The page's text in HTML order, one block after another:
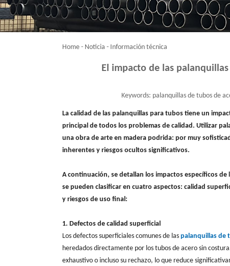
Home - Noticia - Información técnica
El impacto de las
Keywords: palanquillas de tubos de
La calidad de las palanquillas para tubos tiene un
principal de todos los problemas de calidad. Utilizar
una obra de arte en madera podrida: por muy
inherentes y riesgos ocultos significativos.
A continuación, se detallan los impactos específicos
se pueden clasificar en cuatro aspectos: calidad
y riesgos de uso final:
1. Defectos de calidad superficial
Los defectos superficiales comunes de las palanquillas de
heredados directamente por los tubos de acero sin
exhaustivo o incluso su rechazo, lo que reduce